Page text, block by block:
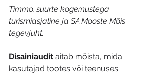
Timmo, suurte kogemustega
turismiasjaline ja SA Mooste Mõis
tegevjuht.
Disainiaudit aitab mõista, mida
kasutajad tootes või teenuses